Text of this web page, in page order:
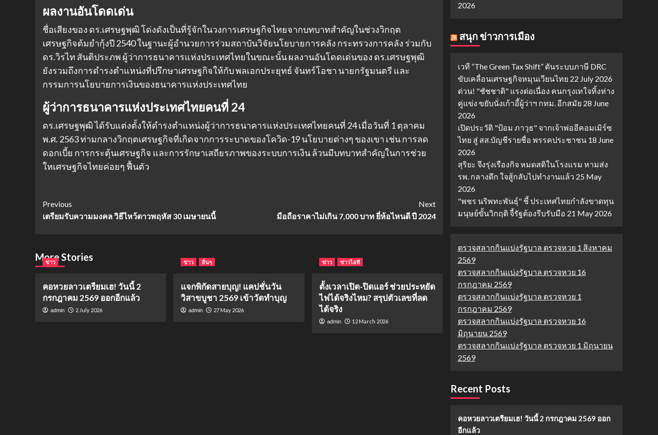
ผลงานอันโดดเด่น
ชื่อเสียงของ ดร.เศรษฐพุฒิ โด่งดังเป็นที่รู้จักในวงการเศรษฐกิจไทยจากบทบาทสำคัญในช่วงวิกฤต
เศรษฐกิจต้มยำกุ้งปี 2540 ในฐานะผู้อำนวยการร่วมสถาบันวิจัยนโยบายการคลัง กระทรวงการคลัง ร่วมกับ
ดร.วิรไท สันติประภพ ผู้ว่าการธนาคารแห่งประเทศไทยในขณะนั้น ผลงานอันโดดเด่นของ ดร.เศรษฐพุฒิ
ยังรวมถึงการดำรงตำแหน่งที่ปรึกษาเศรษฐกิจให้กับ พลเอกประยุทธ์ จันทร์โอชา นายกรัฐมนตรี และ
กรรมการนโยบายการเงินของธนาคารแห่งประเทศไทย
ผู้ว่าการธนาคารแห่งประเทศไทยคนที่ 24
ดร.เศรษฐพุฒิ ได้รับแต่งตั้งให้ดำรงตำแหน่งผู้ว่าการธนาคารแห่งประเทศไทยคนที่ 24 เมื่อวันที่ 1 ตุลาคม
พ.ศ. 2563 ท่ามกลางวิกฤตเศรษฐกิจที่เกิดจากการระบาดของโควิด-19 นโยบายต่างๆ ของเขา เช่น การลด
ดอกเบี้ย การกระตุ้นเศรษฐกิจ และการรักษาเสถียรภาพของระบบการเงิน ล้วนมีบทบาทสำคัญในการช่วย
ใหเศรษฐกิจไทยค่อยๆ ฟื้นตัว
Post
Navigation
Previous
เตรียมรับความมงคล วิธีไหว้ดาวพฤหัส 30 เมษายนนี้
Next
มือถือราคาไม่เกิน 7,000 บาท ยี่ห้อไหนดี ปี 2024
More Stories
ข่าว
คอหวยลาวเตรียมเฮ! วันนี้ 2
กรกฎาคม 2569 ออกอีกแล้ว
admin 2 July 2026
ข่าว อื่นๆ
แจกพิกัดสายบุญ! แคปชั่นวัน
วิสาขบูชา 2569 เข้าวัดทำบุญ
admin 27 May 2026
ข่าว ข่าวไอที
ตั้งเวลาเปิด-ปิดแอร์ ช่วยประหยัด
ไฟได้จริงไหม? สรุปตัวเลขที่ลด
ได้จริง
admin 12 March 2026
2026
สนุก ข่าวการเมือง
เวที “The Green Tax Shift” ดันระบบภาษี DRC
ขับเคลื่อนเศรษฐกิจหมุนเวียนไทย 22 July 2026
ด่วน! "ชัชชาติ" แรงต่อเนื่อง คนกรุงเทใจทิ้งห่าง
คู่แข่ง ขยับนั่งเก้าอี้ผู้ว่าฯ กทม. อีกสมัย 28 June
2026
เปิดประวัติ "ป้อม ภาวุธ" จากเจ้าพ่ออีคอมเมิร์ซ
ไทย สู่ สส.บัญชีรายชื่อ พรรคประชาชน 18 June
2026
สุริยะ จึงรุ่งเรืองกิจ หมดสติในโรงแรม หามส่ง
รพ. กลางดึก ใจสู้กลับไปทำงานแล้ว 25 May
2026
"พชร นริพทะพันธุ์" ชี้ ประเทศไทยกำลังขาดทุน
มนุษย์ขั้นวิกฤติ จี้รัฐต้องรีบรับมือ 21 May 2026
ตรวจสลากกินแบ่งรัฐบาล ตรวจหวย 1 สิงหาคม
2569
ตรวจสลากกินแบ่งรัฐบาล ตรวจหวย 16
กรกฎาคม 2569
ตรวจสลากกินแบ่งรัฐบาล ตรวจหวย 1
กรกฎาคม 2569
ตรวจสลากกินแบ่งรัฐบาล ตรวจหวย 16
มิถุนายน 2569
ตรวจสลากกินแบ่งรัฐบาล ตรวจหวย 1 มิถุนายน
2569
Recent Posts
คอหวยลาวเตรียมเฮ! วันนี้ 2 กรกฎาคม 2569 ออก
อีกแล้ว